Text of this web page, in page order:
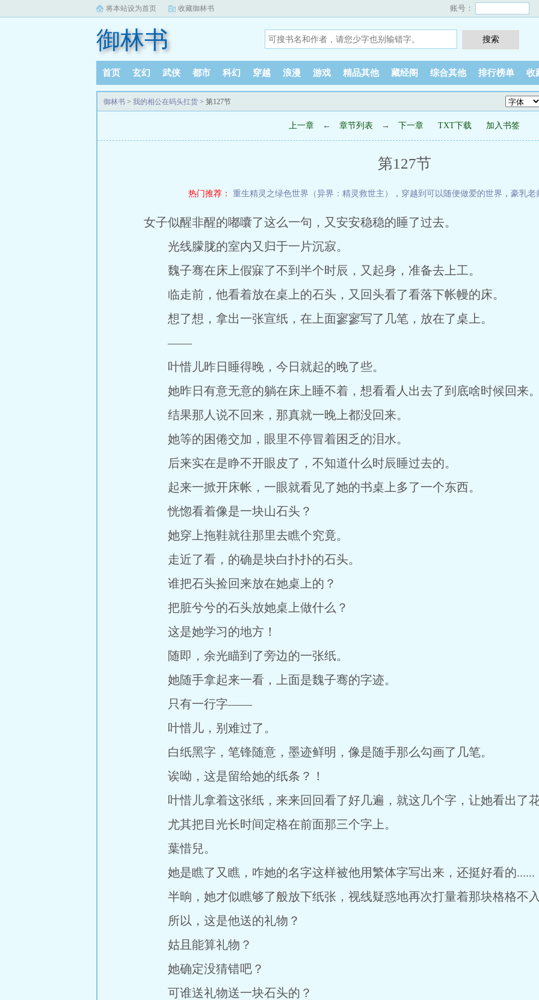
将本站设为首页 收藏御林书 账号：
御林书
首页 玄幻 武侠 都市 科幻 穿越 浪漫 游戏 精品其他 藏经阁 综合其他 排行榜单 收
御林书 > 我的相公在码头扛货 > 第127节
上一章 ← 章节列表 → 下一章 TXT下载 加入书签
第127节
热门推荐： 重生精灵之绿色世界（异界：精灵救世主） ， 穿越到可以随便做爱的世界 ， 豪乳老
女子似醒非醒的嘟囔了这么一句，又安安稳稳的睡了过去。
光线朦胧的室内又归于一片沉寂。
魏子骞在床上假寐了不到半个时辰，又起身，准备去上工。
临走前，他看着放在桌上的石头，又回头看了看落下帐幔的床。
想了想，拿出一张宣纸，在上面寥寥写了几笔，放在了桌上。
——
叶惜儿昨日睡得晚，今日就起的晚了些。
她昨日有意无意的躺在床上睡不着，想看看人出去了到底啥时候回来
结果那人说不回来，那真就一晚上都没回来。
她等的困倦交加，眼里不停冒着困乏的泪水。
后来实在是睁不开眼皮了，不知道什么时辰睡过去的。
起来一掀开床帐，一眼就看见了她的书桌上多了一个东西。
恍惚看着像是一块山石头？
她穿上拖鞋就往那里去瞧个究竟。
走近了看，的确是块白扑扑的石头。
谁把石头捡回来放在她桌上的？
把脏兮兮的石头放她桌上做什么？
这是她学习的地方！
随即，余光瞄到了旁边的一张纸。
她随手拿起来一看，上面是魏子骞的字迹。
只有一行字——
叶惜儿，别难过了。
白纸黑字，笔锋随意，墨迹鲜明，像是随手那么勾画了几笔。
诶呦，这是留给她的纸条？！
叶惜儿拿着这张纸，来来回回看了好几遍，就这几个字，让她看出了
尤其把目光长时间定格在前面那三个字上。
葉惜兒。
她是瞧了又瞧，咋她的名字这样被他用繁体字写出来，还挺好看的......
半晌，她才似瞧够了般放下纸张，视线疑惑地再次打量着那块格格不
所以，这是他送的礼物？
姑且能算礼物？
她确定没猜错吧？
可谁送礼物送一块石头的？